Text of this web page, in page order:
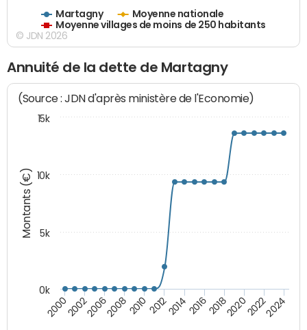
Martagny
Moyenne nationale
Moyenne villages de moins de 250 habitants
© JDN 2026
Annuité de la dette de Martagny
Montants (€)
(Source : JDN d'après ministère de l'Economie)
20002002200620082010 2012201420162018202020222024
0k
5k
10k
15k